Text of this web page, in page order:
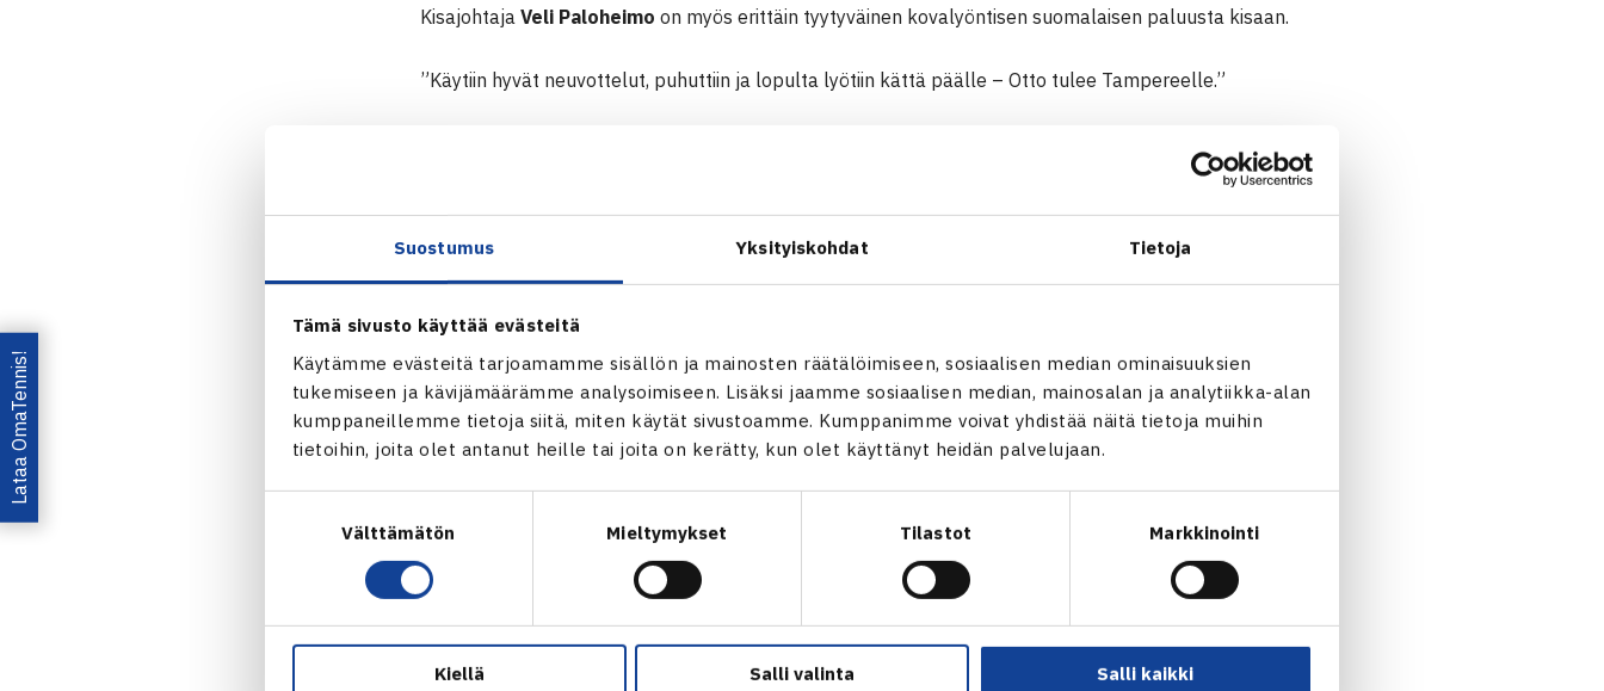
Suostumus Yksityiskohdat Tietoja
Tämä sivusto käyttää evästeitä
Käytämme evästeitä tarjoamamme sisällön ja mainosten räätälöimiseen, sosiaalisen median ominaisuuksien
tukemiseen ja kävijämäärämme analysoimiseen. Lisäksi jaamme sosiaalisen median, mainosalan ja analytiikka-alan
kumppaneillemme tietoja siitä, miten käytät sivustoamme. Kumppanimme voivat yhdistää näitä tietoja muihin
tietoihin, joita olet antanut heille tai joita on kerätty, kun olet käyttänyt heidän palvelujaan.
Välttämätön Mieltymykset Tilastot Markkinointi
Kiellä Salli valinta Salli kaikki
Kisajohtaja Veli Paloheimo on myös erittäin tyytyväinen kovalyöntisen suomalaisen paluusta kisaan.
”Käytiin hyvät neuvottelut, puhuttiin ja lopulta lyötiin kättä päälle – Otto tulee Tampereelle.”
Lataa OmaTennis!